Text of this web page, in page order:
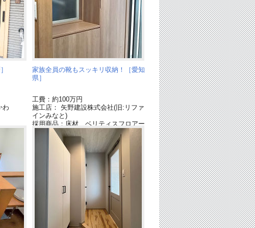
わ
家族全員の靴もスッキリ収納！［愛知
県］
工費：約100万円
施工店： 矢野建設株式会社(旧:リファ
インみなと)
採用商品：床材 ベリティスフロアー
採用商品：インターホン・テレビドア
採用商品：ダウンシーリング